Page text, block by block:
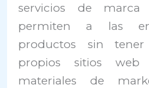
servicios de
permiten a las
productos sin
propios sitios
materiales de